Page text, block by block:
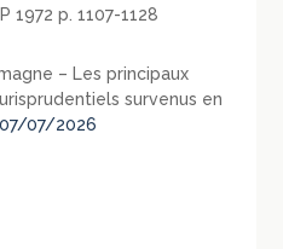
1972 p. 1107-1128
– Les principaux
survenus en
07/07/2026